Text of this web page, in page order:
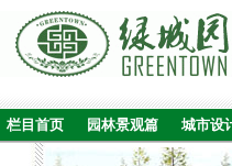
栏目首页 园林景观篇 城市设